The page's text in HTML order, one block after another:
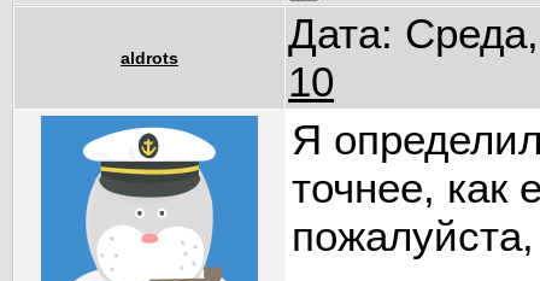
aldrots
Дата:
10
Я
точнее, как